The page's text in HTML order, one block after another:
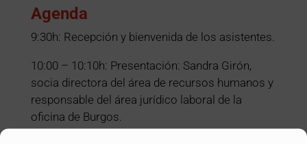
Agenda
9:30h: Recepción y bienvenida de los asistentes.
10:00 – 10:10h: Presentación: Sandra Girón,
socia directora del área de recursos humanos y
responsable del área jurídico laboral de la
oficina de Burgos.